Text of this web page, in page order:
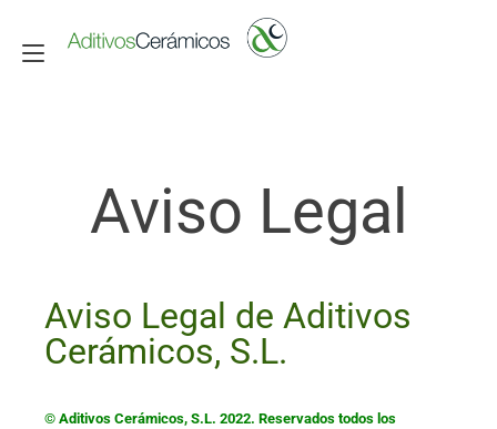
Alternar navegación
Aviso Legal
Aviso Legal de Aditivos
Cerámicos, S.L.
© Aditivos Cerámicos, S.L. 2022. Reservados todos los